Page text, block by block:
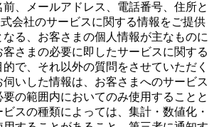
、メールアドレス、電話番号、住所と
会社のサービスに関する情報をご提供
る、お客さまの個人情報が主なものに
さまの必要に即したサービスに関する
で、それ以外の質問をさせていただく
いした情報は、お客さまへのサービス
の範囲内においてのみ使用することと
スの種類によっては、集計・数値化・